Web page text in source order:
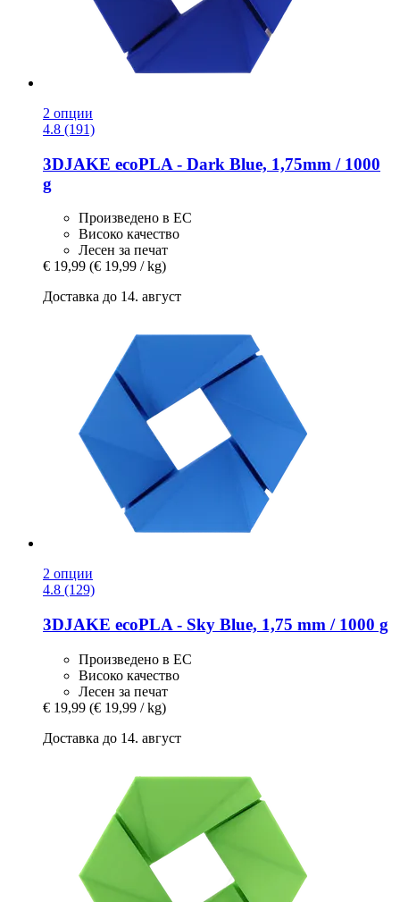
2 опции
4.8 (191)
3DJAKE ecoPLA -​ Dark Blue, 1,75mm / 1000
g
Произведено в ЕС
Високо качество
Лесен за печат
€ 19,99 (€ 19,99 / kg)
Доставка до 14. август
2 опции
4.8 (129)
3DJAKE ecoPLA -​ Sky Blue, 1,75 mm / 1000 g
Произведено в ЕС
Високо качество
Лесен за печат
€ 19,99 (€ 19,99 / kg)
Доставка до 14. август